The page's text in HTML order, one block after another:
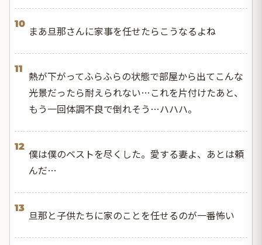
10
まあ旦那さんに家事を任せたらこうなるよね
11
熱が下がってふらふらの状態で部屋から出てこんな
光景だったら耐えられない…これを片付けたあと、
もう一回体調不良で倒れそう…ハハハ。
12
僕は僕のベストを尽くした。愛する妻よ、あとは頼
んだ…
13
旦那と子供たちに家のことを任せるのが一番怖い